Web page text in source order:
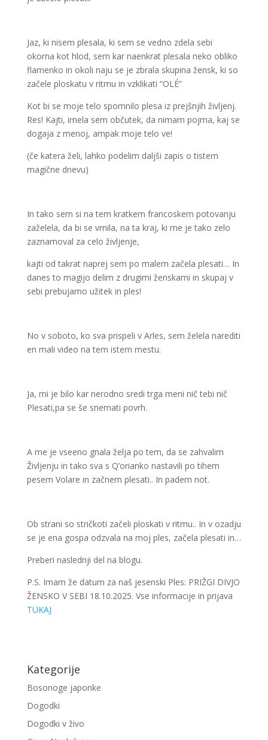
Jaz, ki nisem plesala, ki sem se vedno zdela sebi
okorna kot hlod, sem kar naenkrat plesala neko obliko
flamenko in okoli naju se je zbrala skupina žensk, ki so
začele ploskatu v ritmu in vzklikati “OLÉ”
Kot bi se moje telo spomnilo plesa iz prejšnjih življenj.
Res! Kajti, imela sem občutek, da nimam pojma, kaj se
dogaja z menoj, ampak moje telo ve!
(če katera želi, lahko podelim daljši zapis o tistem
magične dnevu)
In tako sem si na tem kratkem francoskem potovanju
zaželela, da bi se vrnila, na ta kraj, ki me je tako zelo
zaznamoval za celo življenje,
kajti od takrat naprej sem po malem začela plesati… In
danes to magijo delim z drugimi ženskami in skupaj v
sebi prebujamo užitek in ples!
No v soboto, ko sva prispeli v Arles, sem želela narediti
en mali video na tem istem mestu.
Ja, mi je bilo kar nerodno sredi trga meni nič tebi nič
Plesati,pa se še snemati povrh.
A me je vseeno gnala želja po tem, da se zahvalim
Življenju in tako sva s Q’orianko nastavili po tihem
pesem Volare in začnem plesati.. In padem not.
Ob strani so stričkoti začeli ploskati v ritmu.. In v ozadju
se je ena gospa odzvala na moj ples, začela plesati in…
Preberi naslednji del na blogu.
P.S. Imam že datum za naš jesenski Ples: PRIŽGI DIVJO
ŽENSKO V SEBI 18.10.2025. Vse informacije in prijava
TUKAJ
Kategorije
Bosonoge japonke
Dogodki
Dogodki v živo